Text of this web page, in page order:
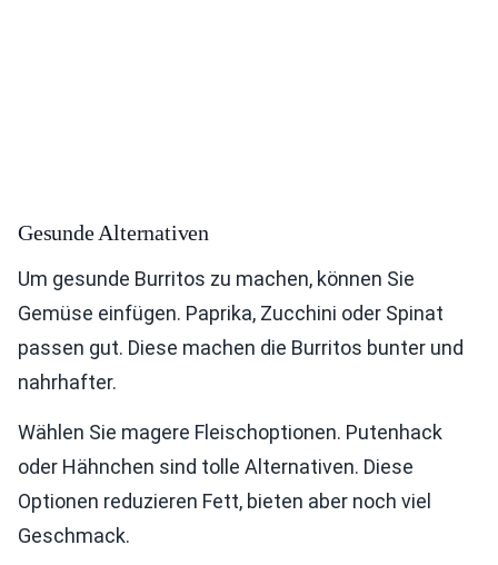
Gesunde Alternativen
Um gesunde Burritos zu machen, können Sie
Gemüse einfügen. Paprika, Zucchini oder Spinat
passen gut. Diese machen die Burritos bunter und
nahrhafter.
Wählen Sie magere Fleischoptionen. Putenhack
oder Hähnchen sind tolle Alternativen. Diese
Optionen reduzieren Fett, bieten aber noch viel
Geschmack.